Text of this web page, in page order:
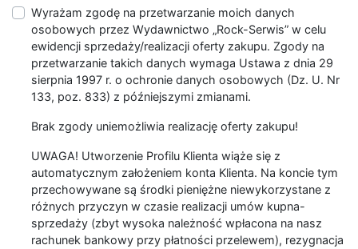
Wyrażam zgodę na przetwarzanie moich danych
osobowych przez Wydawnictwo „Rock-Serwis” w celu
ewidencji sprzedaży/realizacji oferty zakupu. Zgody na
przetwarzanie takich danych wymaga Ustawa z dnia 29
sierpnia 1997 r. o ochronie danych osobowych (Dz. U. Nr
133, poz. 833) z późniejszymi zmianami.
Brak zgody uniemożliwia realizację oferty zakupu!
UWAGA! Utworzenie Profilu Klienta wiąże się z
automatycznym założeniem konta Klienta. Na koncie tym
przechowywane są środki pieniężne niewykorzystane z
różnych przyczyn w czasie realizacji umów kupna-
sprzedaży (zbyt wysoka należność wpłacona na nasz
rachunek bankowy przy płatności przelewem), rezygnacja